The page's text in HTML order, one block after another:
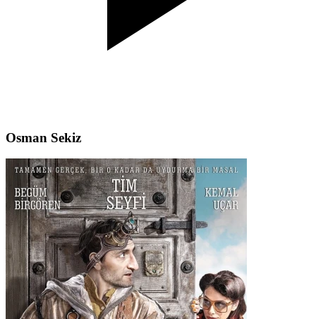
Osman Sekiz